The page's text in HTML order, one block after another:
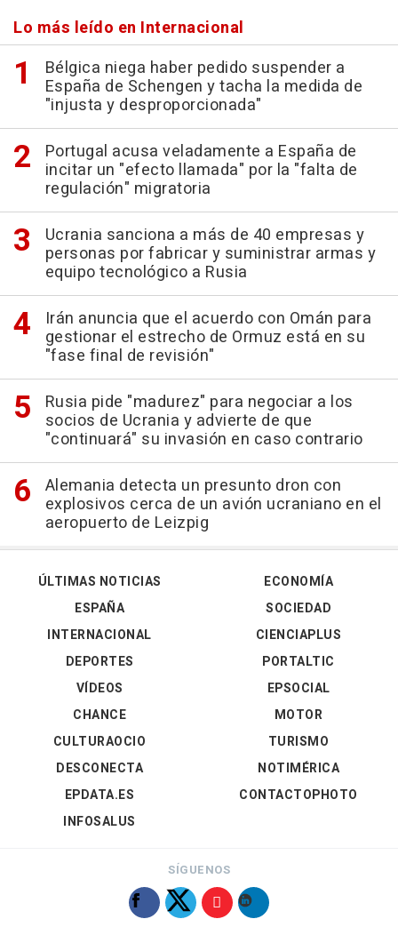
Lo más leído en Internacional
Bélgica niega haber pedido suspender a
España de Schengen y tacha la medida de
"injusta y desproporcionada"
Portugal acusa veladamente a España de
incitar un "efecto llamada" por la "falta de
regulación" migratoria
Ucrania sanciona a más de 40 empresas y
personas por fabricar y suministrar armas y
equipo tecnológico a Rusia
Irán anuncia que el acuerdo con Omán para
gestionar el estrecho de Ormuz está en su
"fase final de revisión"
Rusia pide "madurez" para negociar a los
socios de Ucrania y advierte de que
"continuará" su invasión en caso contrario
Alemania detecta un presunto dron con
explosivos cerca de un avión ucraniano en el
aeropuerto de Leizpig
ÚLTIMAS NOTICIAS
ESPAÑA
INTERNACIONAL
DEPORTES
VÍDEOS
ECONOMÍA
SOCIEDAD
CIENCIAPLUS
PORTALTIC
EPSOCIAL
CHANCE
CULTURAOCIO
DESCONECTA
EPDATA.ES
INFOSALUS
MOTOR
TURISMO
NOTIMÉRICA
CONTACTOPHOTO
SÍGUENOS